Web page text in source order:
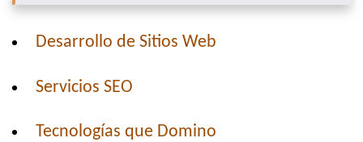
Desarrollo de Sitios Web
Servicios SEO
Tecnologías que Domino